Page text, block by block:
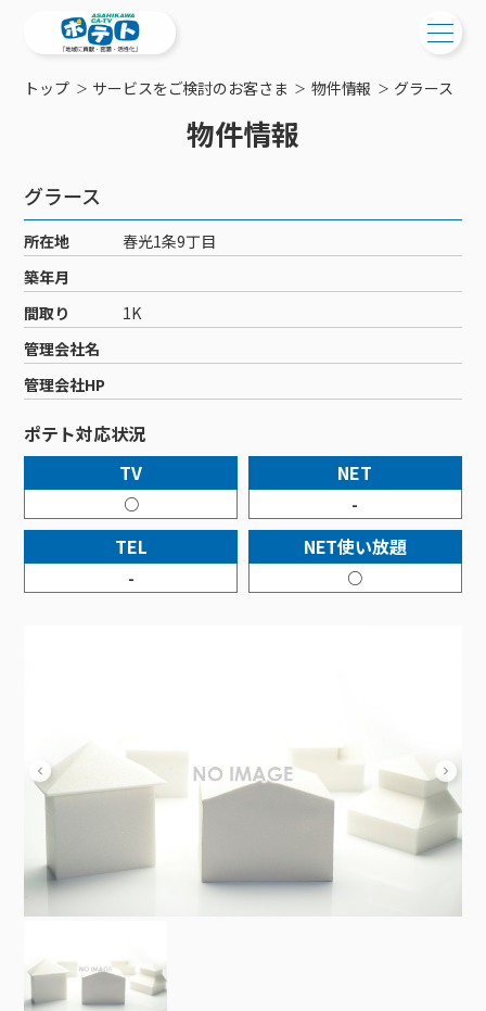
サービス提供エリア
工事・配線について
新居をご検討中の方へ
ポテトを導入している集合住宅
物件情報
特典・キャンペーン
おトクな割引サービス
ご加入中の方
ご加入中のサービス確認・変更
WEBメール
サポートサービス
サポートサービストップ
リモートコール
回線速度測定
接続・設定⽅法
訪問サポート＆サポートパックサービス料⾦表
新着情報
メンテナンス・障害情報
ポテトからのプレゼント
イベントカレンダー
講座のご案内
サービス案内
サービス案内
ケーブルテレビ
ケーブルテレビトップ
チャンネル紹介
料⾦プラン
NHK衛星受信料団体⼀括⽀払
機器⼀覧
インターネット
インターネットトップ
料⾦プラン
Wi-Fiサービス
ポテトホーム防犯カメラ
オプションサービス
インターネットギガシェアプラン
固定電話
固定電話トップ
基本料⾦・通話料⾦
オプションサービス
auスマートバリュー
auまとめトーク
ポテトスマートフォン
ポテトスマートフォントップ
料⾦プラン
機種⼀覧
オプションサービス
でんきトップ
ポラリンでんき×ポテト
ポテトでんき
暮らしを快適にするサービス
暮らしを快適にするサービストップ
ポテトライフメール
コミチャン
お困りの方はこちら
会社案内
メンテナンス
障害情報
トップ サービスをご検討のお客さま 物件情報 グラース
物件情報
グラース
所在地
春光1条9丁目
築年月
間取り
1K
管理会社名
管理会社HP
ポテト対応状況
TV
○
NET
-
TEL
-
NET使い放題
○